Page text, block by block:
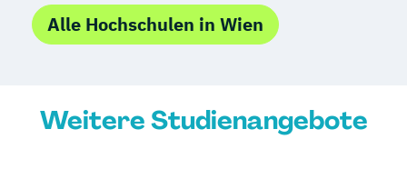
Alle Hochschulen in Wien
Weitere Studienangebote